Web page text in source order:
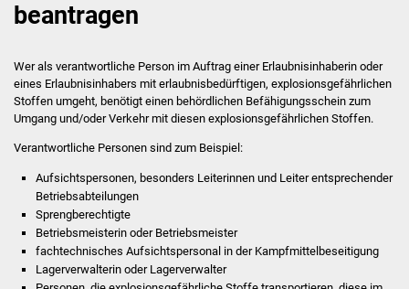
Veröffentlichungen
Ortsrecht
FNP / Bebauungspläne
Stadtinfo
beantragen
Wer als verantwortliche Person im Auftrag einer Erlaubnisinhaberin oder
eines Erlaubnisinhabers mit erlaubnisbedürftigen, explosionsgefährlichen
Stoffen umgeht, benötigt einen behördlichen Befähigungsschein zum
Umgang und/oder Verkehr mit diesen explosionsgefährlichen Stoffen.
Verantwortliche Personen sind zum Beispiel:
Aufsichtspersonen, besonders Leiterinnen und Leiter entsprechender
Betriebsabteilungen
Sprengberechtigte
Betriebsmeisterin oder Betriebsmeister
fachtechnisches Aufsichtspersonal in der Kampfmittelbeseitigung
Lagerverwalterin oder Lagerverwalter